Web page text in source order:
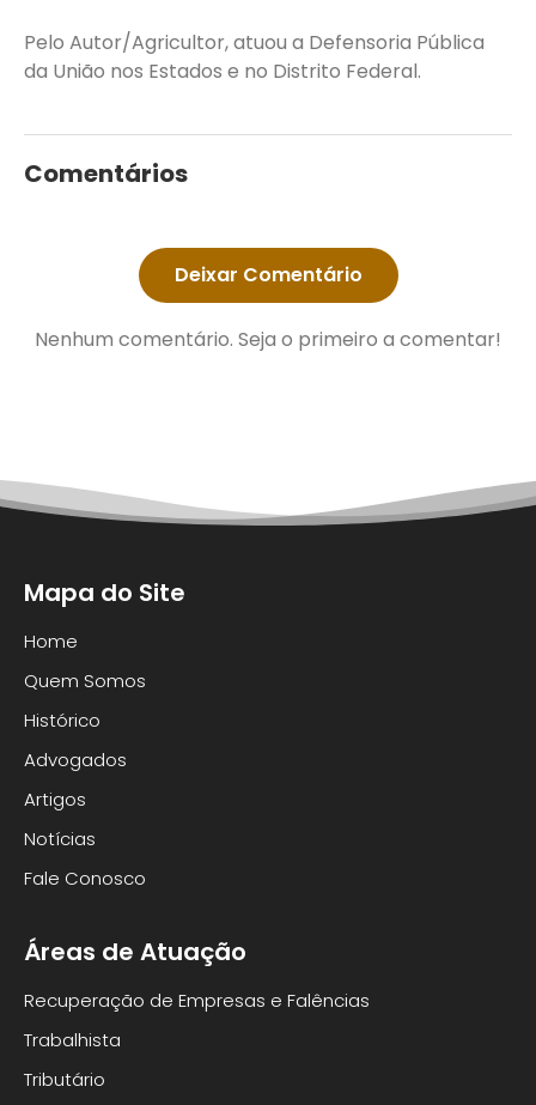
Pelo Autor/Agricultor, atuou a Defensoria Pública
da União nos Estados e no Distrito Federal.
Comentários
Deixar Comentário
Nenhum comentário. Seja o primeiro a comentar!
Mapa do Site
Home
Quem Somos
Histórico
Advogados
Artigos
Notícias
Fale Conosco
Áreas de Atuação
Recuperação de Empresas e Falências
Trabalhista
Tributário